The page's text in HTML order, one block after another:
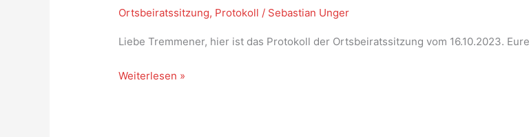
Ortsbeiratssitzung, Protokoll / Sebastian Unger
Liebe Tremmener, hier ist das Protokoll der Ortsbeiratssitzung vom 16.10.2023.
Ortsbeiratssitzung
16.10.2023
Weiterlesen »